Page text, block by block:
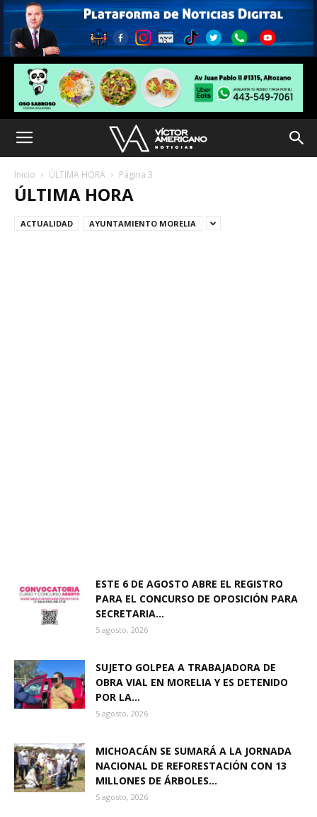
Inicio ÚLTIMA HORA Página 3
ÚLTIMA HORA
ACTUALIDAD AYUNTAMIENTO MORELIA
ESTE 6 DE AGOSTO ABRE EL REGISTRO
PARA EL CONCURSO DE OPOSICIÓN PARA
SECRETARIA...
5 agosto, 2026
SUJETO GOLPEA A TRABAJADORA DE
OBRA VIAL EN MORELIA Y ES DETENIDO
POR LA...
5 agosto, 2026
MICHOACÁN SE SUMARÁ A LA JORNADA
NACIONAL DE REFORESTACIÓN CON 13
MILLONES DE ÁRBOLES...
5 agosto, 2026